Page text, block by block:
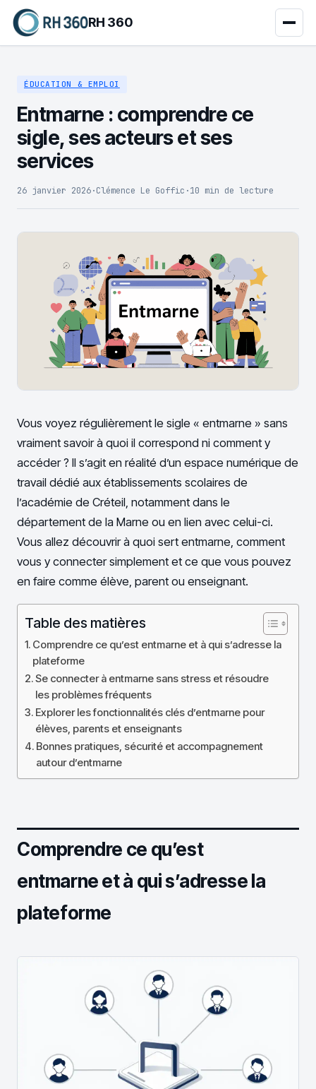
RH 360
ÉDUCATION & EMPLOI
Entmarne : comprendre ce
sigle, ses acteurs et ses
services
26 janvier 2026·Clémence Le Goffic ·10 min de lecture
Vous voyez régulièrement le sigle « entmarne » sans
vraiment savoir à quoi il correspond ni comment y
accéder ? Il s’agit en réalité d’un espace numérique de
travail dédié aux établissements scolaires de
l’académie de Créteil, notamment dans le
département de la Marne ou en lien avec celui-ci.
Vous allez découvrir à quoi sert entmarne, comment
vous y connecter simplement et ce que vous pouvez
en faire comme élève, parent ou enseignant.
Table des matières
Comprendre ce qu’est entmarne et à qui s’adresse la
plateforme
Se connecter à entmarne sans stress et résoudre
les problèmes fréquents
Explorer les fonctionnalités clés d’entmarne pour
élèves, parents et enseignants
Bonnes pratiques, sécurité et accompagnement
autour d’entmarne
Comprendre ce qu’est
entmarne et à qui s’adresse la
plateforme